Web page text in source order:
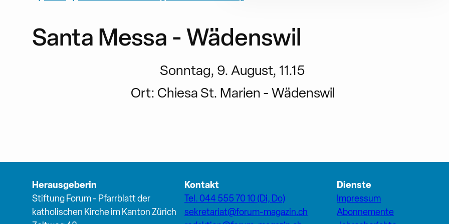
Santa Messa - Wädenswil
Sonntag, 9. August, 11.15
Ort: Chiesa St. Marien - Wädenswil
Herausgeberin
Stiftung Forum - Pfarrblatt der
katholischen Kirche im Kanton Zürich
Kontakt
Tel. 044 555 70 10 (Di, Do)
sekretariat@forum-magazin.ch
Dienste
Impressum
Abonnemente